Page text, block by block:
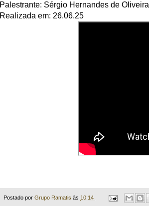
Palestrante: Sérgio Hernandes de Oliveira
Realizada em: 26.06.25
Postado por Grupo Ramatis às 10:14